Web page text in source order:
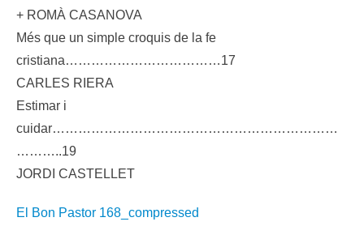
+ ROMÀ CASANOVA
Més que un simple croquis de la fe
cristiana………………………………17
CARLES RIERA
Estimar i
cuidar…………………………………………………………
………..19
JORDI CASTELLET
El Bon Pastor 168_compressed